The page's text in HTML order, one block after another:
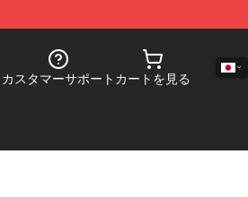
カスタマーサポート カートを見る